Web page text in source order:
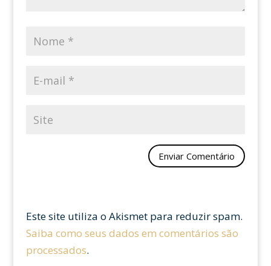
Este site utiliza o Akismet para reduzir spam.
Saiba como seus dados em comentários são
processados.